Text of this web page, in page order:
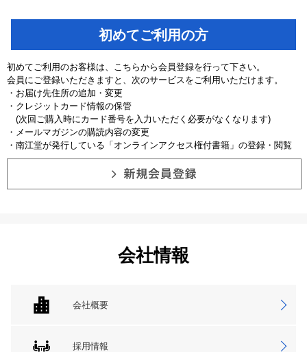
初めてご利用の方
初めてご利用のお客様は、こちらから会員登録を行って下さい。
会員にご登録いただきますと、次のサービスをご利用いただけます。
・お届け先住所の追加・変更
・クレジットカード情報の保管
(次回ご購入時にカード番号を入力いただく必要がなくなります)
・メールマガジンの購読内容の変更
・南江堂が発行している「オンラインアクセス権付書籍」の登録・閲覧
会社情報
会社概要
採用情報